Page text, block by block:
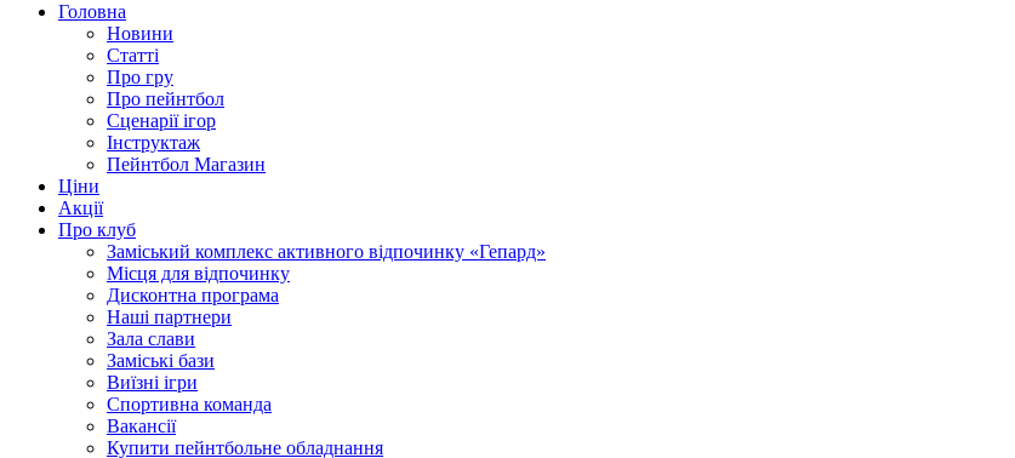
Головна
Новини
Статті
Про гру
Про пейнтбол
Сценарії ігор
Інструктаж
Пейнтбол Магазин
Ціни
Акції
Про клуб
Заміський комплекс активного відпочинку «Гепард»
Місця для відпочинку
Дисконтна програма
Наші партнери
Зала слави
Заміські бази
Виїзні ігри
Спортивна команда
Вакансії
Купити пейнтбольне обладнання